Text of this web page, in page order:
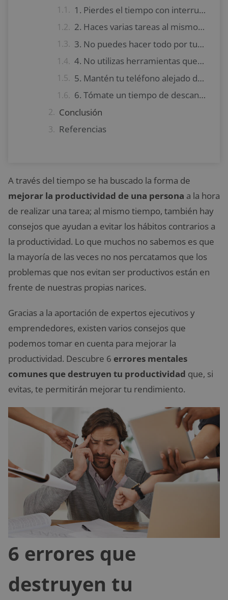
1. Pierdes el tiempo con interrupciones
2. Haces varias tareas al mismo tiempo
3. No puedes hacer todo por tu cuenta
4. No utilizas herramientas que mejoran la productividad
5. Mantén tu teléfono alejado del área de trabajo
6. Tómate un tiempo de descanso
Conclusión
Referencias
A través del tiempo se ha buscado la forma de
mejorar la productividad de una persona a la hora
de realizar una tarea; al mismo tiempo, también hay
consejos que ayudan a evitar los hábitos contrarios a
la productividad. Lo que muchos no sabemos es que
la mayoría de las veces no nos percatamos que los
problemas que nos evitan ser productivos están en
frente de nuestras propias narices.
Gracias a la aportación de expertos ejecutivos y
emprendedores, existen varios consejos que
podemos tomar en cuenta para mejorar la
productividad. Descubre 6 errores mentales
comunes que destruyen tu productividad que, si
evitas, te permitirán mejorar tu rendimiento.
6 errores que
destruyen tu